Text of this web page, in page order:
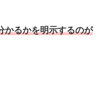
かるかを明示するのが